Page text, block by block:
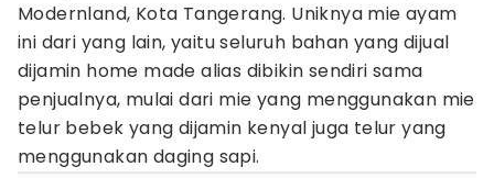
Modernland, Kota Tangerang. Uniknya mie ayam
ini dari yang lain, yaitu seluruh bahan yang dijual
dijamin home made alias dibikin sendiri sama
penjualnya, mulai dari mie yang menggunakan mie
telur bebek yang dijamin kenyal juga telur yang
menggunakan daging sapi.